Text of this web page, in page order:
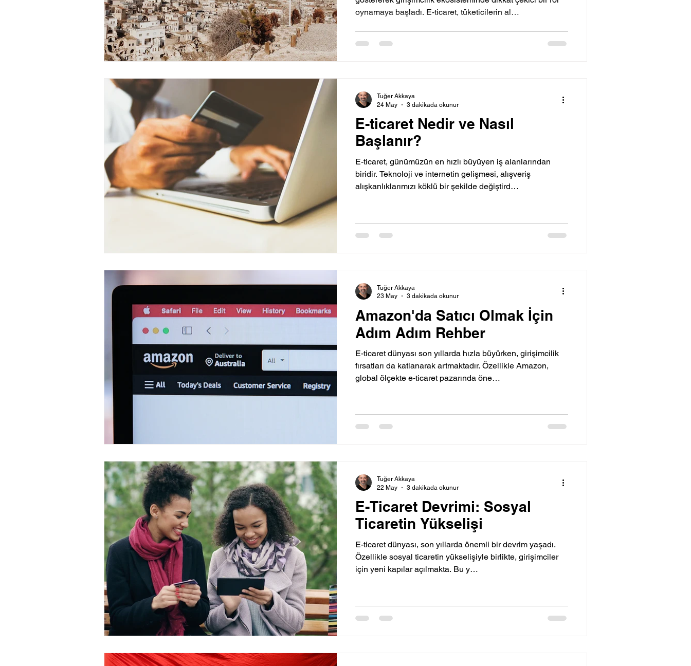
oynamaya başladı. E-ticaret, tüketicilerin al…
E-ticaret Nedir ve Nasıl
Başlanır?
E-ticaret, günümüzün en hızlı büyüyen iş alanlarından
biridir. Teknoloji ve internetin gelişmesi, alışveriş
alışkanlıklarımızı köklü bir şekilde değiştird…
Tuğer Akkaya
24 May
3 dakikada okunur
Amazon'da Satıcı Olmak İçin
Adım Adım Rehber
E-ticaret dünyası son yıllarda hızla büyürken, girişimcilik
fırsatları da katlanarak artmaktadır. Özellikle Amazon,
global ölçekte e-ticaret pazarında öne…
Tuğer Akkaya
23 May
3 dakikada okunur
E-Ticaret Devrimi: Sosyal
Ticaretin Yükselişi
E-ticaret dünyası, son yıllarda önemli bir devrim yaşadı.
Özellikle sosyal ticaretin yükselişiyle birlikte, girişimciler
için yeni kapılar açılmakta. Bu y…
Tuğer Akkaya
22 May
3 dakikada okunur